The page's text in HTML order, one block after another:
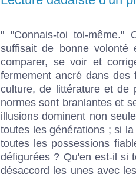
" "Connais-toi toi-même."
suffisait de bonne volonté
comparer, se voir et
fermement ancré dans
culture, de littérature et de
normes sont branlantes et
illusions dominent non
toutes les générations ; si
toutes les possessions
défigurées ? Qu'en est-il si
désaccord les unes avec